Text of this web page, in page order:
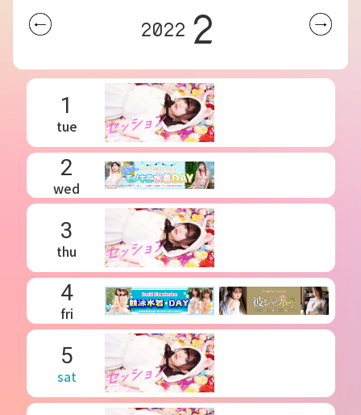
2022 2
1
tue
2
wed
3
thu
4
fri
5
sat